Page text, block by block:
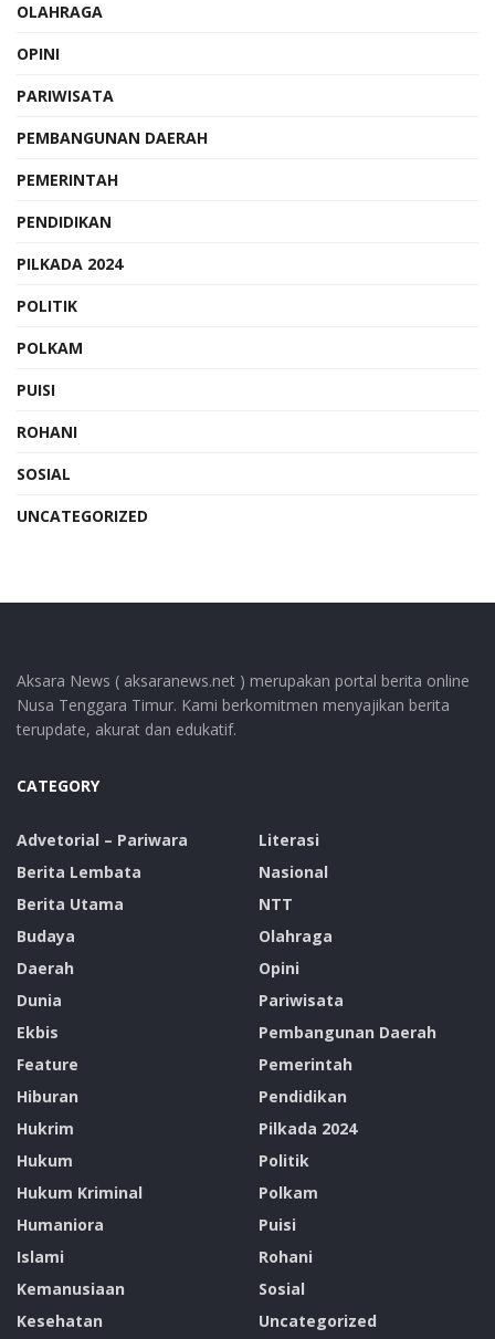
OLAHRAGA
OPINI
PARIWISATA
PEMBANGUNAN DAERAH
PEMERINTAH
PENDIDIKAN
PILKADA 2024
POLITIK
POLKAM
PUISI
ROHANI
SOSIAL
UNCATEGORIZED
Aksara News ( aksaranews.net ) merupakan portal berita online
Nusa Tenggara Timur. Kami berkomitmen menyajikan berita
terupdate, akurat dan edukatif.
CATEGORY
Advetorial – Pariwara
Berita Lembata
Berita Utama
Budaya
Daerah
Dunia
Ekbis
Feature
Hiburan
Hukrim
Hukum
Hukum Kriminal
Humaniora
Islami
Kemanusiaan
Kesehatan
Literasi
Nasional
NTT
Olahraga
Opini
Pariwisata
Pembangunan Daerah
Pemerintah
Pendidikan
Pilkada 2024
Politik
Polkam
Puisi
Rohani
Sosial
Uncategorized